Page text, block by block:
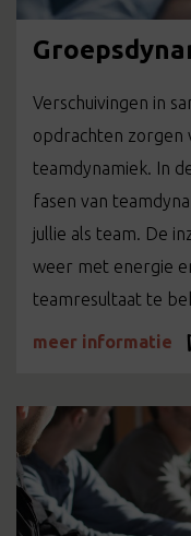
Verschuivingen in
opdrachten zorgen
teamdynamiek. In
fasen van
jullie als team. De
weer met energie
teamresultaat te
meer informatie